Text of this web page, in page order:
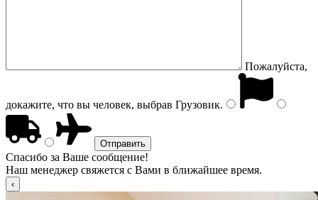
Пожалуйста,
докажите, что вы человек, выбрав Грузовик.
Спасибо за Ваше сообщение!
Наш менеджер свяжется с Вами в ближайшее время.